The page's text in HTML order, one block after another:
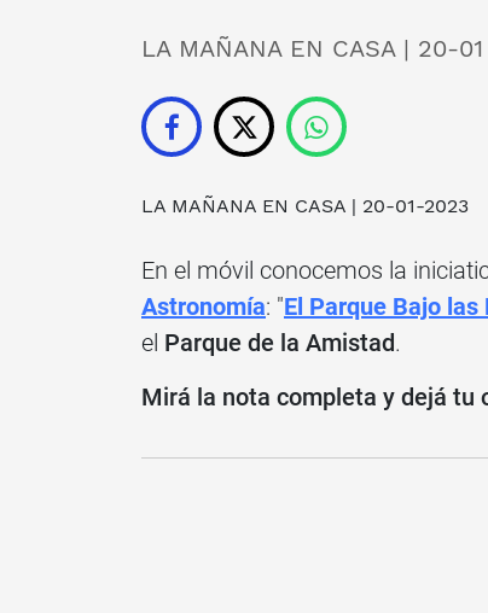
LA MAÑANA EN CASA | 20-01
LA MAÑANA EN CASA | 20-01-2023
En el móvil conocemos la
Astronomía: "El Parque Bajo las
el Parque de la Amistad.
Mirá la nota completa y dejá tu